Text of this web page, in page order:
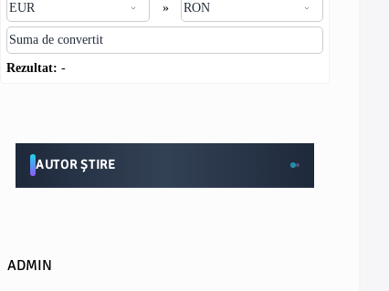
»
Rezultat: -
AUTOR ȘTIRE
ADMIN